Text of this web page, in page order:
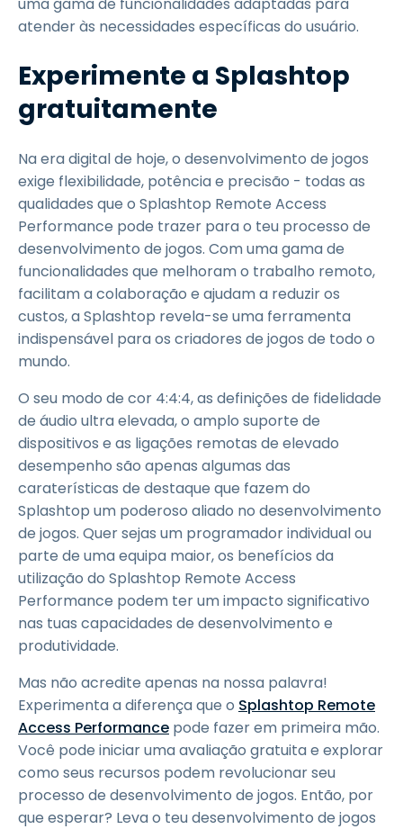
atender às necessidades específicas do usuário.
Experimente a Splashtop
gratuitamente
Na era digital de hoje, o desenvolvimento de jogos
exige flexibilidade, potência e precisão - todas as
qualidades que o Splashtop Remote Access
Performance pode trazer para o teu processo de
desenvolvimento de jogos. Com uma gama de
funcionalidades que melhoram o trabalho remoto,
facilitam a colaboração e ajudam a reduzir os
custos, a Splashtop revela-se uma ferramenta
indispensável para os criadores de jogos de todo o
mundo.
O seu modo de cor 4:4:4, as definições de fidelidade
de áudio ultra elevada, o amplo suporte de
dispositivos e as ligações remotas de elevado
desempenho são apenas algumas das
caraterísticas de destaque que fazem do
Splashtop um poderoso aliado no desenvolvimento
de jogos. Quer sejas um programador individual ou
parte de uma equipa maior, os benefícios da
utilização do Splashtop Remote Access
Performance podem ter um impacto significativo
nas tuas capacidades de desenvolvimento e
produtividade.
Mas não acredite apenas na nossa palavra!
Experimenta a diferença que o Splashtop Remote
Access Performance pode fazer em primeira mão.
Você pode iniciar uma avaliação gratuita e explorar
como seus recursos podem revolucionar seu
processo de desenvolvimento de jogos. Então, por
que esperar? Leva o teu desenvolvimento de jogos